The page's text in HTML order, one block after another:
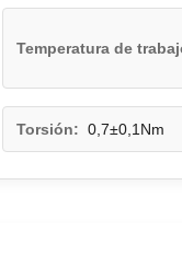
Temperatura de
Torsión: 0,7±0,1Nm